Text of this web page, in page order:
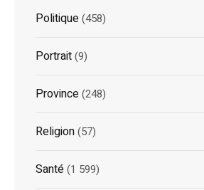
Politique(458)
Portrait(9)
Province(248)
Religion(57)
Santé(1 599)